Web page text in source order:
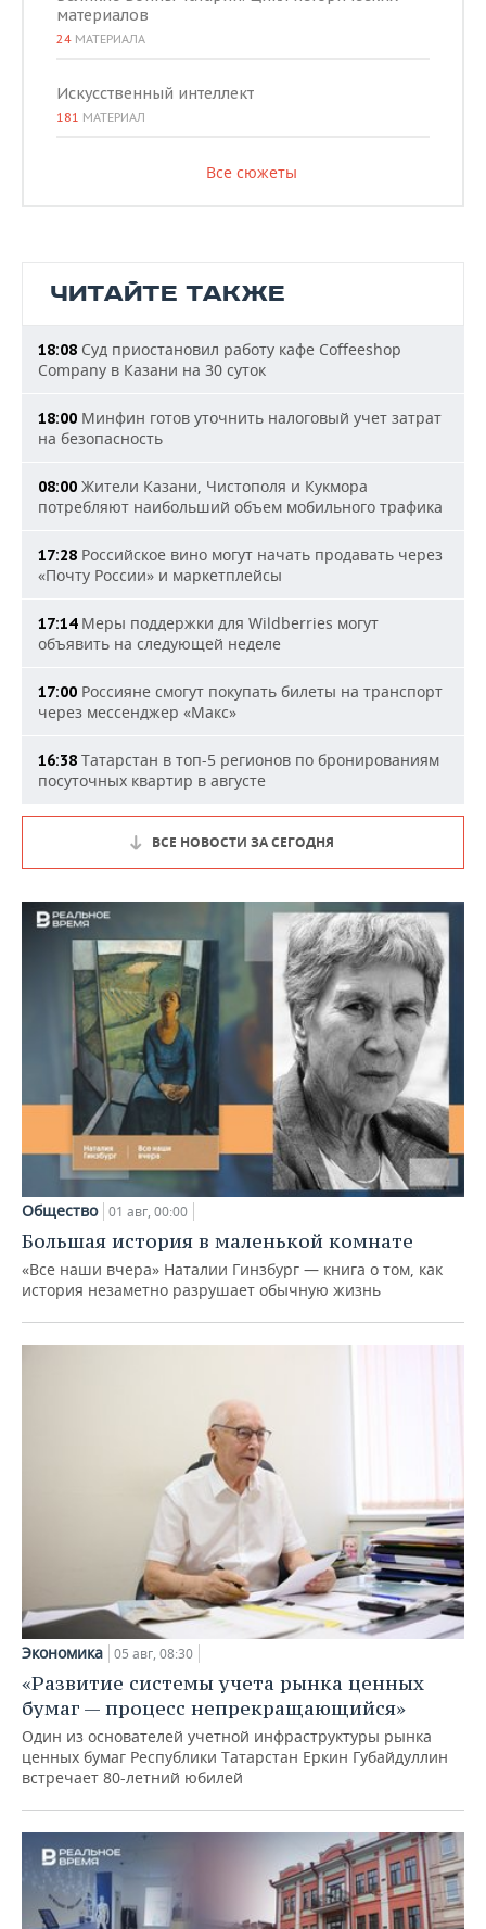
материалов
24 МАТЕРИАЛА
Искусственный интеллект
181 МАТЕРИАЛ
Все сюжеты
ЧИТАЙТЕ ТАКЖЕ
18:08 Суд приостановил работу кафе Coffeeshop
Company в Казани на 30 суток
18:00 Минфин готов уточнить налоговый учет затрат
на безопасность
08:00 Жители Казани, Чистополя и Кукмора
потребляют наибольший объем мобильного трафика
17:28 Российское вино могут начать продавать через
«Почту России» и маркетплейсы
17:14Меры поддержки для Wildberries могут
объявить на следующей неделе
17:00 Россияне смогут покупать билеты на транспорт
через мессенджер «Макс»
16:38 Татарстан в топ-5 регионов по бронированиям
посуточных квартир в августе
ВСЕ НОВОСТИ ЗА СЕГОДНЯ
Общество 01 авг, 00:00
Большая история в маленькой комнате
«Все наши вчера» Наталии Гинзбург — книга о том, как
история незаметно разрушает обычную жизнь
Экономика 05 авг, 08:30
«Развитие системы учета рынка ценных
бумаг — процесс непрекращающийся»
Один из основателей учетной инфраструктуры рынка
ценных бумаг Республики Татарстан Еркин Губайдуллин
встречает 80-летний юбилей